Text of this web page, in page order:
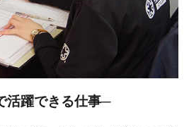
活躍できる仕事─